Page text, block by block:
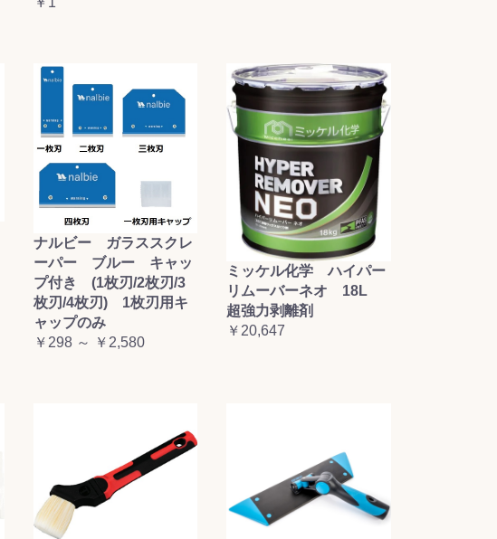
ナルビー ガラススクレ
ーパー ブルー キャッ
プ付き (1枚刃/2枚刃/3
枚刃/4枚刃) 1枚刃用キ
ャップのみ
￥298 ～ ￥2,580
ミッケル化学 ハイパー
リムーバーネオ 18L
超強力剥離剤
￥20,647